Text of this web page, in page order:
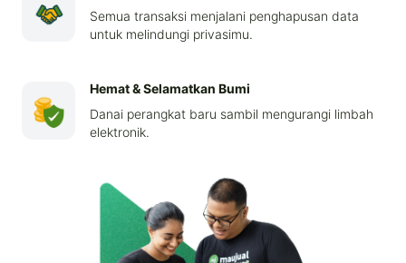
Semua transaksi menjalani penghapusan data
untuk melindungi privasimu.
Hemat & Selamatkan Bumi
Danai perangkat baru sambil mengurangi limbah
elektronik.